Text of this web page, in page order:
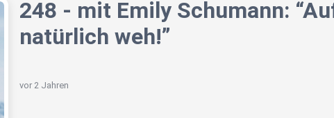
248 - mit Emily Schumann:
natürlich weh!”
vor 2 Jahren